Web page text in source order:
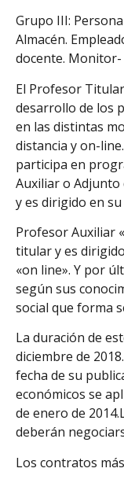
Grupo III:
Almacén.
docente. Monitor-
El Profesor
desarrollo de los
en las distintas
distancia y on-
participa en
Auxiliar o
y es dirigido en
Profesor Auxiliar
titular y es
«on line». Y por
según sus
social que forma
La duración de
diciembre de
fecha de su
económicos se
de enero de
deberán
Los contratos